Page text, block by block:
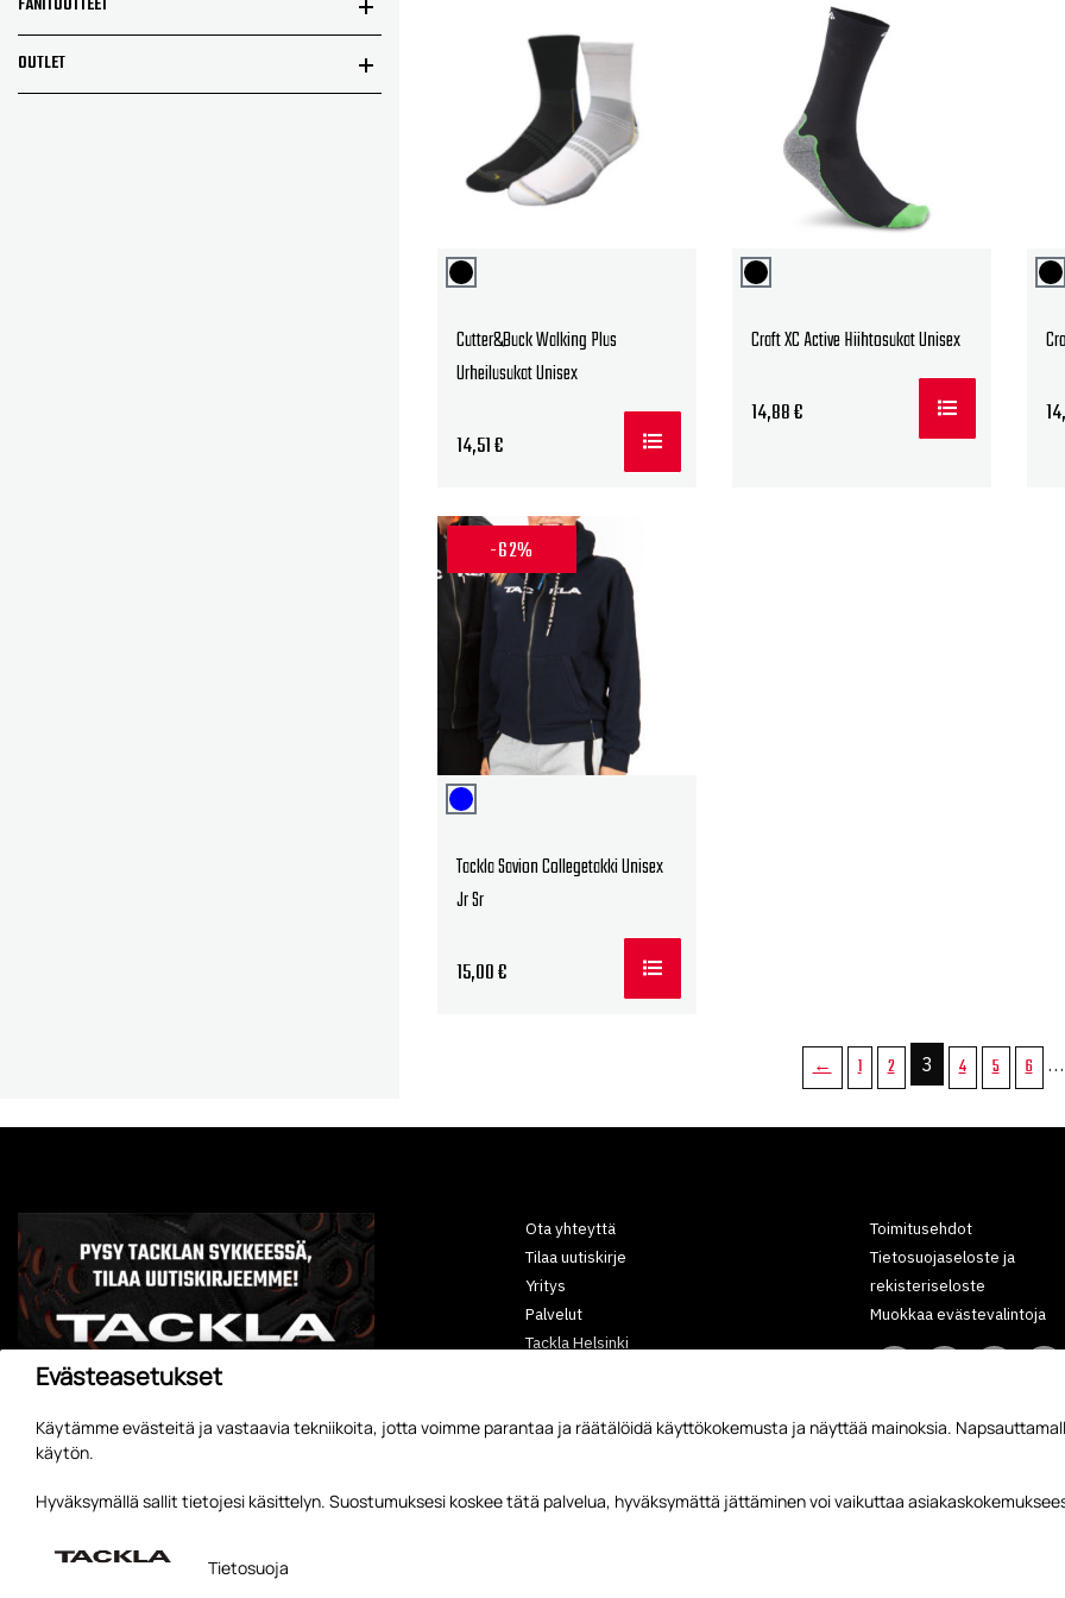
OUTLET
Cutter&Buck Walking Plus
Urheilusukat Unisex
14,51€
Craft XC Active Hiihtosukat Unisex
14,88€
-62%
Tackla Savion Collegetakki Unisex
Jr Sr
15,00€
← 1 2 3 4 5 6 …
Ota yhteyttä
Tilaa uutiskirje
Yritys
Palvelut
Tackla Helsinki
Yhteistyökumppanit
Toimitusehdot
Tietosuojaseloste ja
rekisteriseloste
Muokkaa evästevalintoja
Evästeasetukset
Käytämme evästeitä ja vastaavia tekniikoita, jotta voimme parantaa ja räätälöidä käyttökokemusta ja näyttää mainoksia.
käytön.
Hyväksymällä sallit tietojesi käsittelyn. Suostumuksesi koskee tätä palvelua, hyväksymättä jättäminen voi vaikuttaa
Tietosuoja